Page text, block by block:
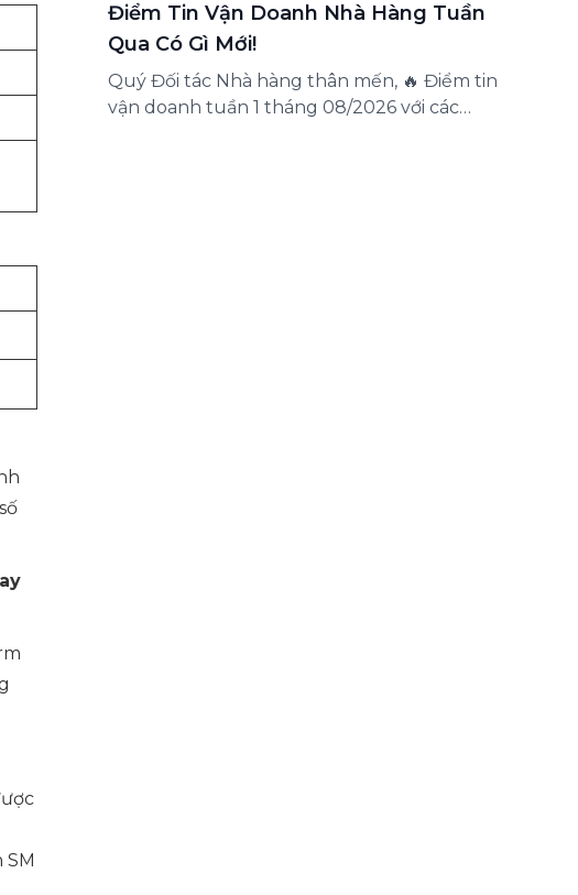
Điểm Tin Vận Doanh Nhà Hàng Tuần
Qua Có Gì Mới!
Quý Đối tác Nhà hàng thân mến, 🔥 Điểm tin
vận doanh tuần 1 tháng 08/2026 với các